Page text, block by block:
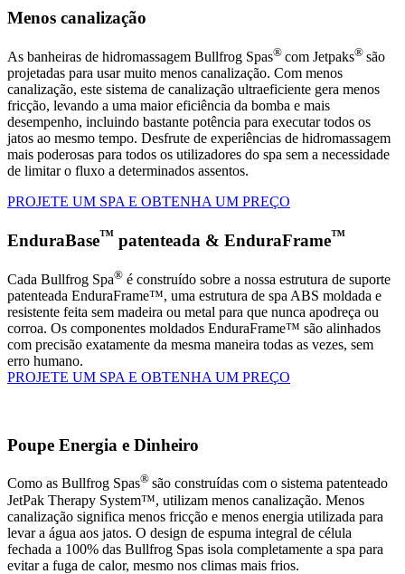
Menos canalização
As banheiras de hidromassagem Bullfrog Spas® com Jetpaks® são
projetadas para usar muito menos canalização. Com menos
canalização, este sistema de canalização ultraeficiente gera menos
fricção, levando a uma maior eficiência da bomba e mais
desempenho, incluindo bastante potência para executar todos os
jatos ao mesmo tempo. Desfrute de experiências de hidromassagem
mais poderosas para todos os utilizadores do spa sem a necessidade
de limitar o fluxo a determinados assentos.
PROJETE UM SPA E OBTENHA UM PREÇO
EnduraBase™ patenteada & EnduraFrame™
Cada Bullfrog Spa® é construído sobre a nossa estrutura de suporte
patenteada EnduraFrame™, uma estrutura de spa ABS moldada e
resistente feita sem madeira ou metal para que nunca apodreça ou
corroa. Os componentes moldados EnduraFrame™ são alinhados
com precisão exatamente da mesma maneira todas as vezes, sem
erro humano.
PROJETE UM SPA E OBTENHA UM PREÇO
Poupe Energia e Dinheiro
Como as Bullfrog Spas® são construídas com o sistema patenteado
JetPak Therapy System™, utilizam menos canalização. Menos
canalização significa menos fricção e menos energia utilizada para
levar a água aos jatos. O design de espuma integral de célula
fechada a 100% das Bullfrog Spas isola completamente a spa para
evitar a fuga de calor, mesmo nos climas mais frios.